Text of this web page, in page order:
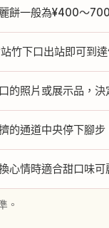
餅一般為¥400〜
竹下口出站即可到
的照片或展示品，
的通道中央停下腳
心情時適合甜口味
。